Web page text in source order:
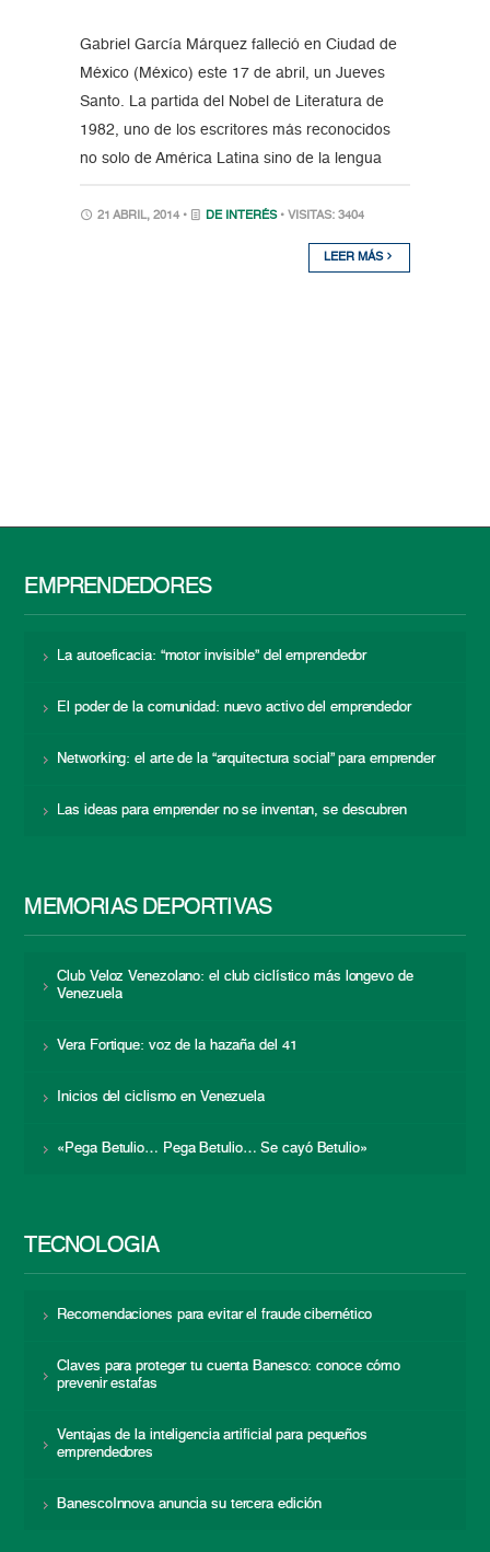
Gabriel García Márquez falleció en Ciudad de
México (México) este 17 de abril, un Jueves
Santo. La partida del Nobel de Literatura de
1982, uno de los escritores más reconocidos
no solo de América Latina sino de la lengua
21 ABRIL, 2014 • DE INTERÉS • VISITAS: 3404
LEER MÁS
EMPRENDEDORES
La autoeficacia: “motor invisible” del emprendedor
El poder de la comunidad: nuevo activo del emprendedor
Networking: el arte de la “arquitectura social” para emprender
Las ideas para emprender no se inventan, se descubren
MEMORIAS DEPORTIVAS
Club Veloz Venezolano: el club ciclístico más longevo de
Venezuela
Vera Fortique: voz de la hazaña del 41
Inicios del ciclismo en Venezuela
«Pega Betulio… Pega Betulio… Se cayó Betulio»
TECNOLOGÍA
Recomendaciones para evitar el fraude cibernético
Claves para proteger tu cuenta Banesco: conoce cómo
prevenir estafas
Ventajas de la inteligencia artificial para pequeños
emprendedores
BanescoInnova anuncia su tercera edición